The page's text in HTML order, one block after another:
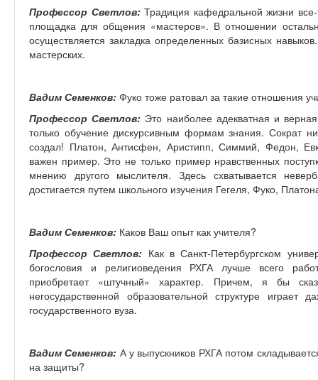
Профессор Светлов:Традиция кафедральной жизни
площадка для общения «мастеров». В отношении
осуществляется закладка определенных базисных
мастерских.
Вадим Семенков: Фуко тоже ратовал за такие отношения
Профессор Светлов: Это наиболее адекватная и
только обучение дискурсивным формам знания. Сократ
создал! Платон, Антисфен, Аристипп, Симмий, Федон,
важен пример. Это не только пример нравственных
мнению другого мыслителя. Здесь схватывается
достигается путем школьного изучения Гегеля, Фуко,
Вадим Семенков: Каков Ваш опыт как учителя?
Профессор Светлов: Как в Санкт-Петербургском
богословия и религиоведения РХГА лучше всего
приобретает «штучный» характер. Причем, я бы
негосударственной образовательной структуре
государственного вуза.
Вадим Семенков: А у выпускников РХГА потом
на защиты?